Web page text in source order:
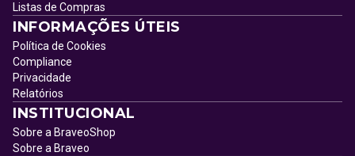
Listas de Compras
INFORMAÇÕES ÚTEIS
Política de Cookies
Compliance
Privacidade
Relatórios
INSTITUCIONAL
Sobre a BraveoShop
Sobre a Braveo